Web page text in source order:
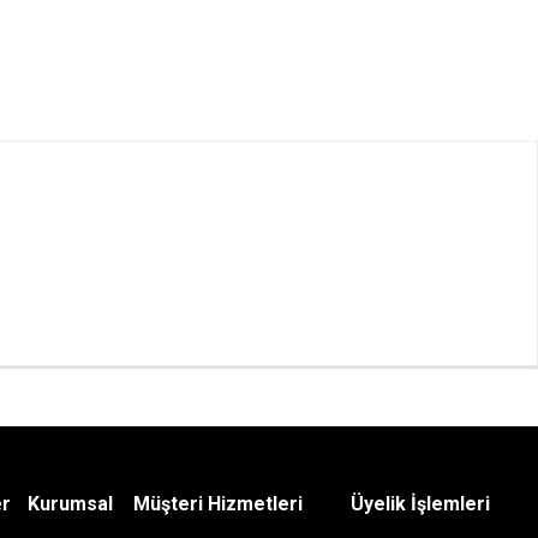
Kurumsal Müşteri Hizmetleri Üyelik İşlemleri